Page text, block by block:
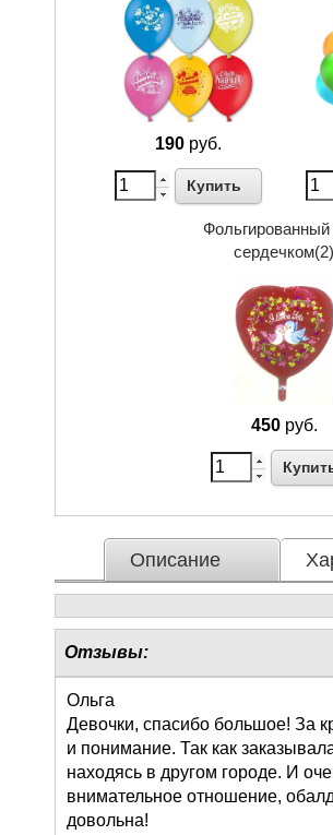
190 руб.
Купить
сердечком(2)
450руб.
Описание
Отзывы:
Ольга
Девочки, спасибо большое! За
и понимание. Так как
находясь в другом городе. И
внимательное отношение,
довольна!